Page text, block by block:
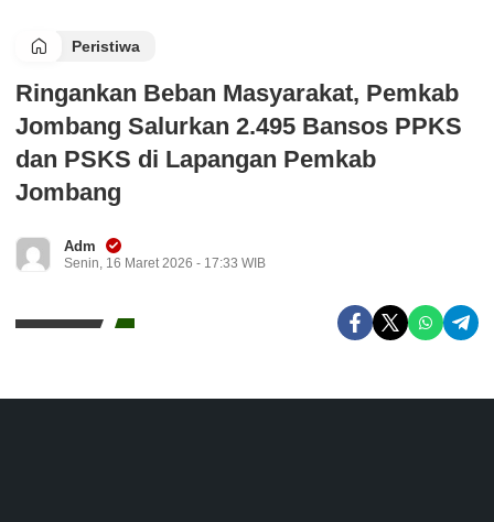
Peristiwa
Ringankan Beban Masyarakat, Pemkab
Jombang Salurkan 2.495 Bansos PPKS
dan PSKS di Lapangan Pemkab
Jombang
Adm
Senin, 16 Maret 2026 - 17:33 WIB